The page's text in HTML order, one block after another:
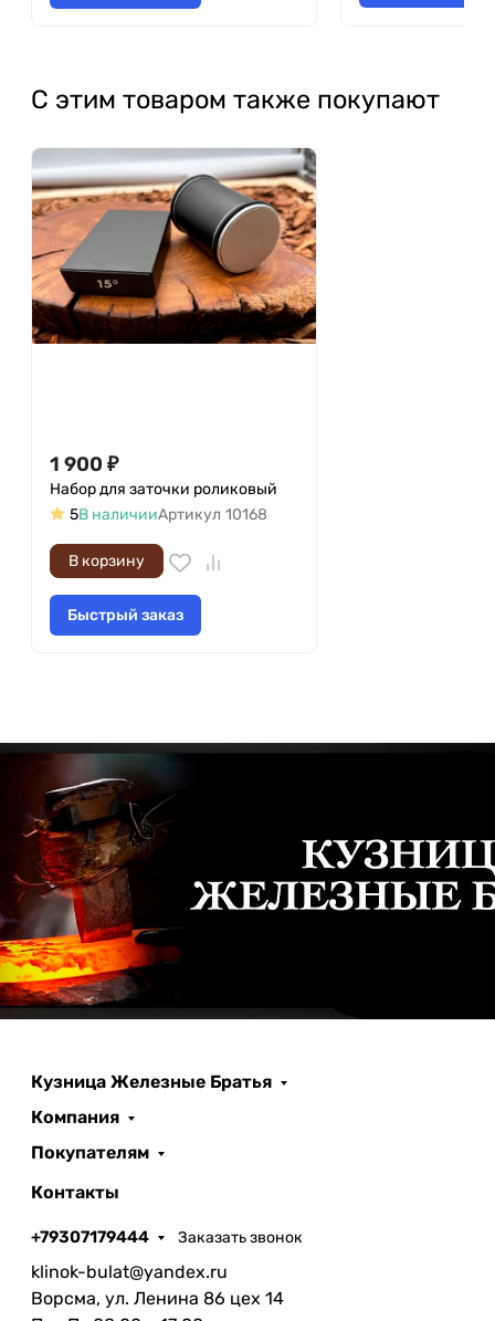
С этим товаром также покупают
1 900 ₽
Набор для заточки роликовый
5В наличииАртикул 10168
В корзину
Быстрый заказ
Кузница Железные Братья
Компания
Покупателям
Контакты
+79307179444 Заказать звонок
klinok-bulat@yandex.ru
Ворсма, ул. Ленина 86 цех 14